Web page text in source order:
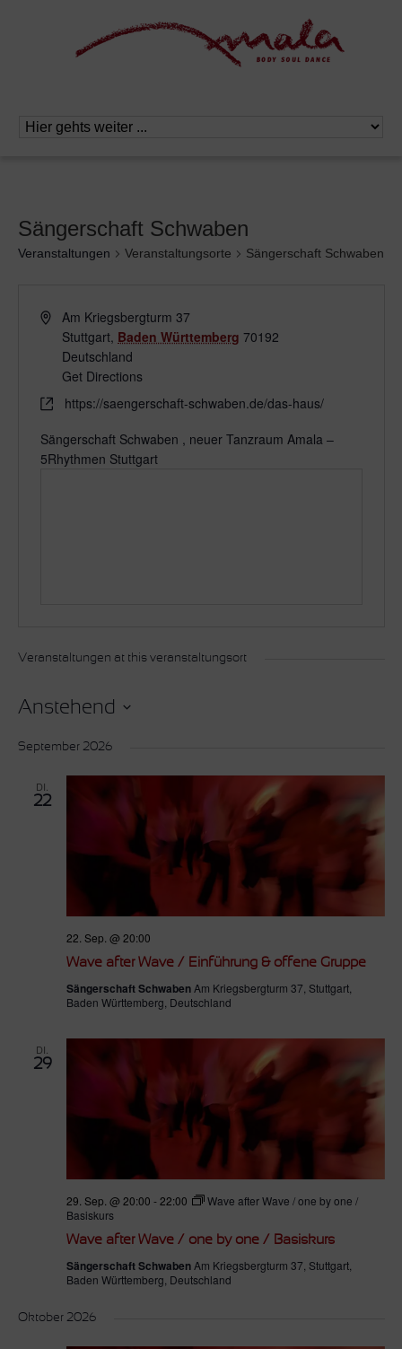
Sängerschaft Schwaben
Veranstaltungen Veranstaltungsorte Sängerschaft Schwaben
Am Kriegsbergturm 37
Stuttgart, Baden Württemberg 70192
Deutschland
Get Directions
https://saengerschaft-schwaben.de/das-haus/
Sängerschaft Schwaben , neuer Tanzraum Amala –
5Rhythmen Stuttgart
Veranstaltungen at this veranstaltungsort
Anstehend
wählen.
September 2026
DI.
22
22. Sep. @ 20:00
Wave after Wave / Einführung & offene Gruppe
Sängerschaft Schwaben Am Kriegsbergturm 37, Stuttgart,
Baden Württemberg, Deutschland
DI.
29
29. Sep. @ 20:00 -22:00
Wave after Wave / one by one /
Basiskurs
Wave after Wave / one by one / Basiskurs
Sängerschaft Schwaben Am Kriegsbergturm 37, Stuttgart,
Baden Württemberg, Deutschland
Oktober 2026